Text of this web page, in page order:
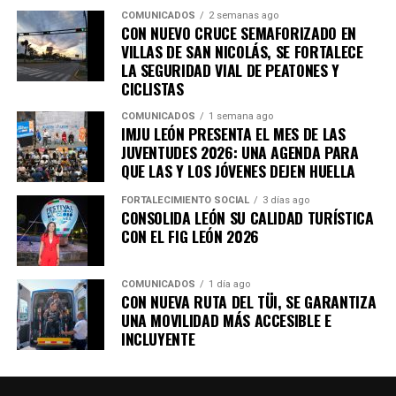
fortalezcan la economía de las familias y la diversidad
cultural continúe siendo parte de la identidad y riqueza
de León.
COMUNICADOS 2 semanas ago
CON NUEVO CRUCE SEMAFORIZADO EN
VILLAS DE SAN NICOLÁS, SE FORTALECE
LA SEGURIDAD VIAL DE PEATONES Y
CICLISTAS
COMUNICADOS 1 semana ago
IMJU LEÓN PRESENTA EL MES DE LAS
JUVENTUDES 2026: UNA AGENDA PARA
QUE LAS Y LOS JÓVENES DEJEN HUELLA
FORTALECIMIENTO SOCIAL 3 días ago
CONSOLIDA LEÓN SU CALIDAD TURÍSTICA
CON EL FIG LEÓN 2026
COMUNICADOS 1 día ago
CON NUEVA RUTA DEL TÜI, SE GARANTIZA
UNA MOVILIDAD MÁS ACCESIBLE E
INCLUYENTE